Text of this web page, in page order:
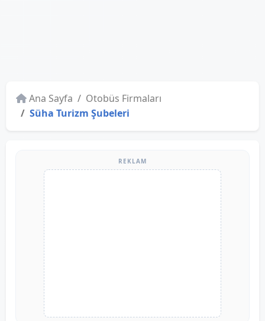
Ana Sayfa
Otobüs Firmaları
Süha Turizm Şubeleri
REKLAM